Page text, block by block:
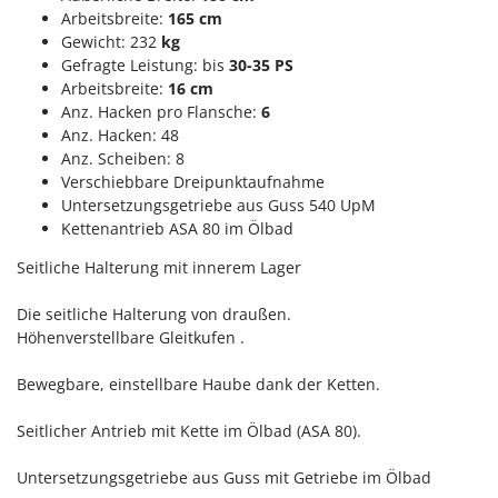
Mähroboter
Maisentkörnungsmaschinen
Manuelle Heckenscheren
Mehrzweck-Sauggeräte
Minibacköfen
Motorhacken - Gartenfräsen
Motorspritzen
Mulcher für Traktor
N
Notstromaggregat
Nudelmaschinen
O
Obstpressen
Olivenernter und Schüttler
Famag
Famur
FARMER
FBC
Ferrari Group
Ferroni
Ferrua
Fimar
FINI
Fiorentini
Fontana Forni
Arbeitsbreite: 165 cm
Gewicht: 232 kg
Gefragte Leistung: bis 30-35 PS
Arbeitsbreite: 16 cm
Anz. Hacken pro Flansche: 6
Anz. Hacken: 48
Anz. Scheiben: 8
Verschiebbare Dreipunktaufnahme
Untersetzungsgetriebe aus Guss 540 UpM
Kettenantrieb ASA 80 im Ölbad
Seitliche Halterung mit innerem Lager
Die seitliche Halterung von draußen.
Höhenverstellbare Gleitkufen .
Bewegbare, einstellbare Haube dank der Ketten.
Seitlicher Antrieb mit Kette im Ölbad (ASA 80).
Untersetzungsgetriebe aus Guss mit Getriebe im Ölbad